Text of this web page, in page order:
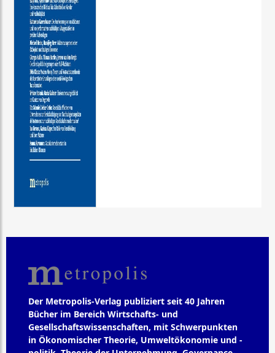
Der Metropolis-Verlag publiziert seit 40 Jahren
Bücher im Bereich Wirtschafts- und
Gesellschaftswissenschaften, mit Schwerpunkten
in Ökonomischer Theorie, Umweltökonomie und -